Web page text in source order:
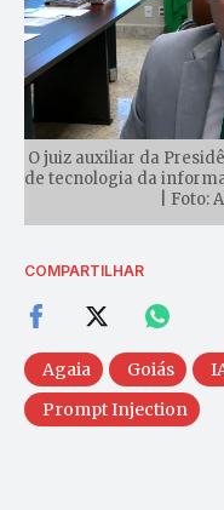
O juiz auxiliar da
de tecnologia da
| Foto:
COMPARTILHAR
Agaia Goiás
Prompt Injection